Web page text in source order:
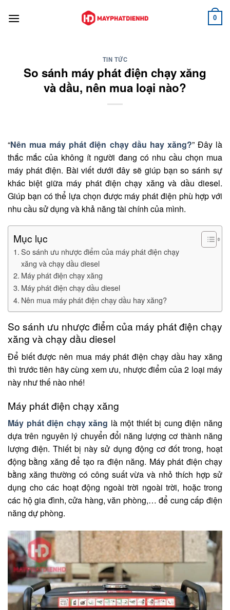
qua
0
TIN TỨC
So sánh máy phát điện chạy xăng
và dầu, nên mua loại nào?
“Nên mua máy phát điện chạy dầu hay xăng?” Đây là
thắc mắc của không ít người đang có nhu cầu chọn mua
máy phát điện. Bài viết dưới đây sẽ giúp bạn so sánh sự
khác biệt giữa máy phát điện chạy xăng và dầu diesel.
Giúp bạn có thể lựa chọn được máy phát điện phù hợp với
nhu cầu sử dụng và khả năng tài chính của mình.
Mục lục
So sánh ưu nhược điểm của máy phát điện chạy
xăng và chạy dầu diesel
Máy phát điện chạy xăng
Máy phát điện chạy dầu diesel
Nên mua máy phát điện chạy dầu hay xăng?
So sánh ưu nhược điểm của máy phát điện chạy
xăng và chạy dầu diesel
Để biết được nên mua máy phát điện chạy dầu hay xăng
thì trước tiên hãy cùng xem ưu, nhược điểm của 2 loại máy
này như thế nào nhé!
Máy phát điện chạy xăng
Máy phát điện chạy xăng là một thiết bị cung điện năng
dựa trên nguyên lý chuyển đổi năng lượng cơ thành năng
lượng điện. Thiết bị này sử dụng động cơ đốt trong, hoạt
động bằng xăng để tạo ra điện năng. Máy phát điện chạy
bằng xăng thường có công suất vừa và nhỏ thích hợp sử
dụng cho các hoạt động ngoài trời ngoài trời, hoặc trong
các hộ gia đình, cửa hàng, văn phòng,… để cung cấp điện
năng dự phòng.